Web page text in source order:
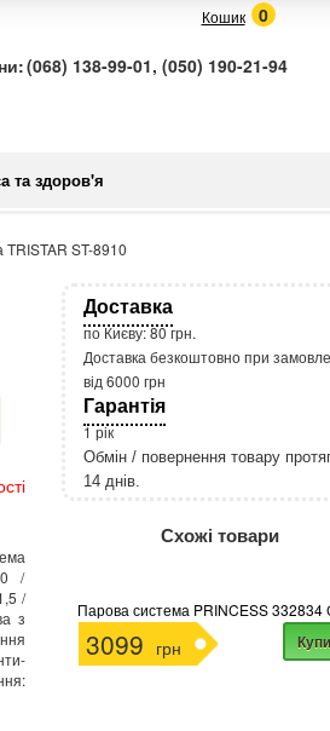
Кошик 0
(068) 138-99-01, (050) 190-21-94
та здоров'я
ST-8910
/
/
з
Доставка
по Києву: 80 грн.
Доставка безкоштовно при
від 6000 грн
Гарантія
1 рік
Обмін / повернення товару
14 днів.
Схожі товари
Парова система PRINCESS 332834
3099 грн